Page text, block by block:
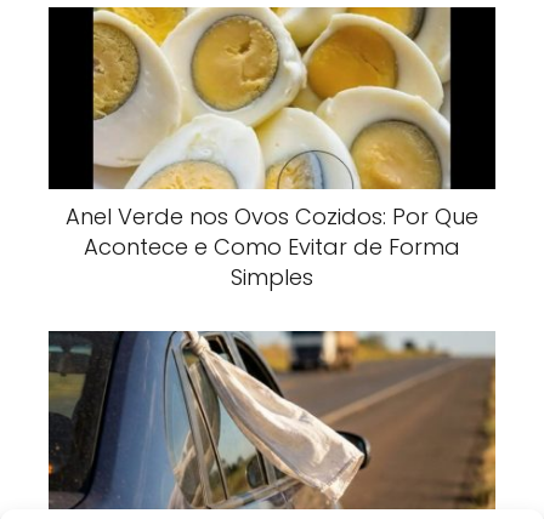
Anel Verde nos Ovos Cozidos: Por Que
Acontece e Como Evitar de Forma
Simples